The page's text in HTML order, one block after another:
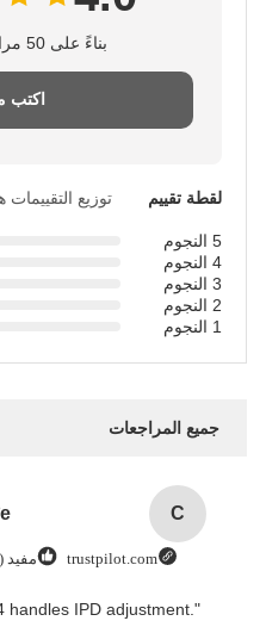
بناءً على 50 مراجعة لهذا المورد
اكتب
لقطة تقييم توزيع التقييمات
5 النجوم
4 النجوم
جميع المراجعات
C
trustpilot.com مفيد (8987)
4 handles IPD adjustment.